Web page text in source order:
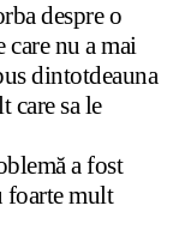
despre o
nu a mai
dintotdeauna
care sa le
a fost
foarte mult